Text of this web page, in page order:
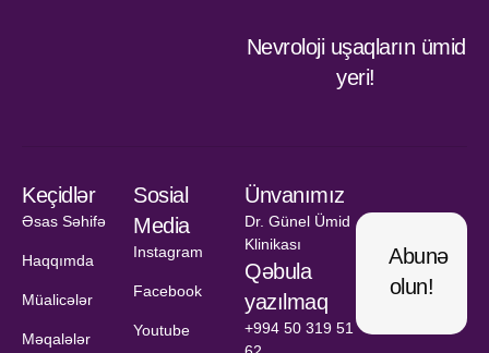
Nevroloji uşaqların ümid
yeri!
Keçidlər
Əsas Səhifə
Haqqımda
Müalicələr
Məqalələr
Sosial
Media
Instagram
Facebook
Youtube
Ünvanımız
Dr. Günel Ümid
Klinikası
Qəbula
yazılmaq
+994 50 319 51
Abunə
olun!